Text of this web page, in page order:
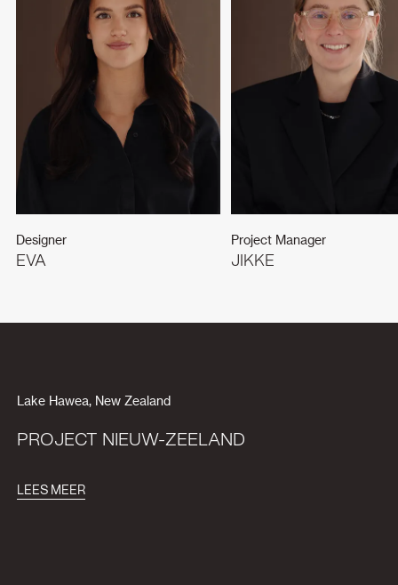
Designer
EVA
Project Manager
JIKKE
LEES MEER
PROJECT NIEUW-ZEELAND
Lake Hawea, New Zealand